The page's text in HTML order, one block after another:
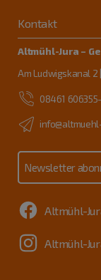
Kontakt
Altmühl-Jura –
Am Ludwigskanal 2
08461
Newsletter
Altmühl-
Altmühl-